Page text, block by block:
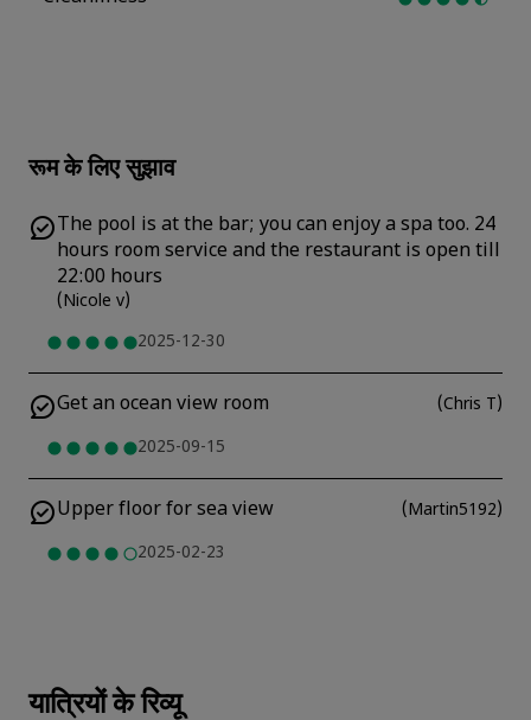
रूम के लिए सुझाव
The pool is at the bar; you can enjoy a spa too. 24
hours room service and the restaurant is open till
22:00 hours
(Nicole v)
2025-12-30
Get an ocean view room (Chris T)
2025-09-15
Upper floor for sea view (Martin5192)
2025-02-23
यात्रियों के रिव्यू